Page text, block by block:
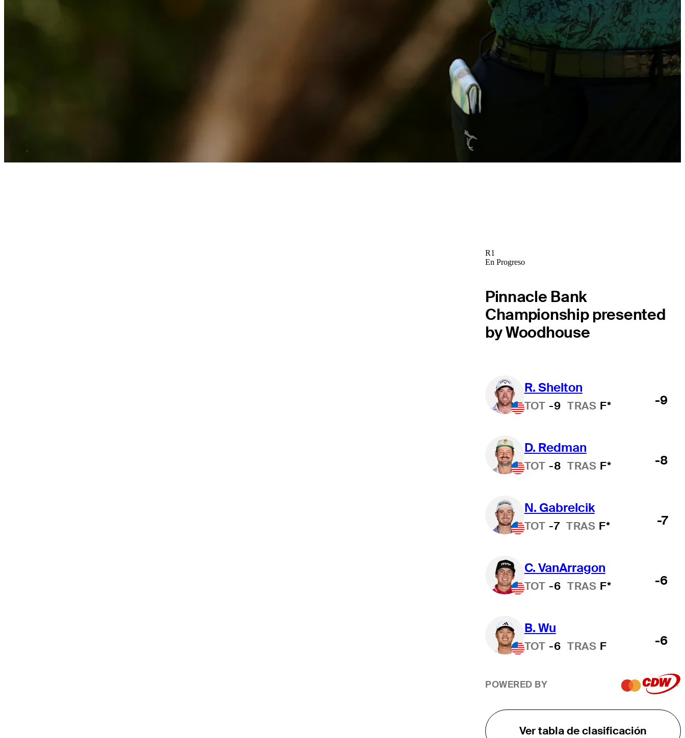
Julián Etulain betting profile: BMW Charity Pro-Am presented by
R1
En Progreso
Pinnacle Bank
Championship presented
by Woodhouse
R. Shelton
TOT -9 TRAS F* -9
D. Redman
TOT -8 TRAS F* -8
N. Gabrelcik
TOT -7 TRAS F* -7
C. VanArragon
TOT -6 TRAS F* -6
B. Wu
TOT -6 TRAS F -6
POWERED BY
Ver tabla de clasificación